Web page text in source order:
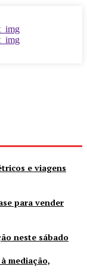
e viagens
para vender
neste sábado
mediação,